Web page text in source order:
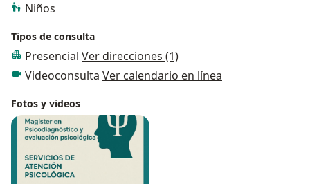
Niños
Tipos de consulta
Presencial Ver direcciones (1)
Videoconsulta Ver calendario en línea
Fotos y videos